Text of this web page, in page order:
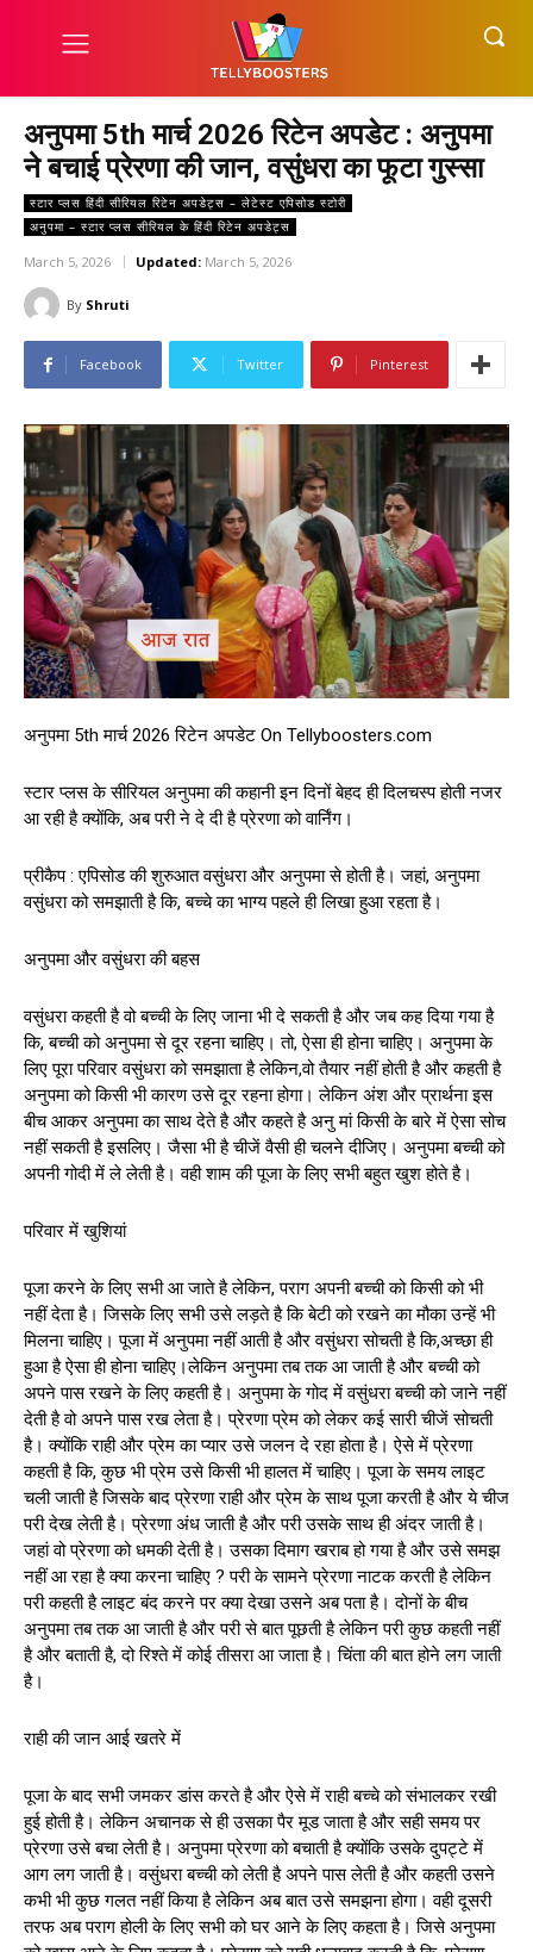
अनुपमा 5th मार्च 2026 रिटेन अपडेट : अनुपमा
ने बचाई प्रेरणा की जान, वसुंधरा का फूटा गुस्सा
स्टार प्लस हिंदी सीरियल रिटेन अपडेट्स – लेटेस्ट एपिसोड स्टोरी
अनुपमा – स्टार प्लस सीरियल के हिंदी रिटेन अपडेट्स
March 5, 2026 Updated: March 5, 2026
By Shruti
Facebook Twitter Pinterest
अनुपमा 5th मार्च 2026 रिटेन अपडेट On Tellyboosters.com
स्टार प्लस के सीरियल अनुपमा की कहानी इन दिनों बेहद ही दिलचस्प होती नजर
आ रही है क्योंकि, अब परी ने दे दी है प्रेरणा को वार्निंग।
प्रीकैप : एपिसोड की शुरुआत वसुंधरा और अनुपमा से होती है। जहां, अनुपमा
वसुंधरा को समझाती है कि, बच्चे का भाग्य पहले ही लिखा हुआ रहता है।
अनुपमा और वसुंधरा की बहस
वसुंधरा कहती है वो बच्ची के लिए जाना भी दे सकती है और जब कह दिया गया है
कि, बच्ची को अनुपमा से दूर रहना चाहिए। तो, ऐसा ही होना चाहिए। अनुपमा के
लिए पूरा परिवार वसुंधरा को समझाता है लेकिन,वो तैयार नहीं होती है और कहती है
अनुपमा को किसी भी कारण उसे दूर रहना होगा। लेकिन अंश और प्रार्थना इस
बीच आकर अनुपमा का साथ देते है और कहते है अनु मां किसी के बारे में ऐसा सोच
नहीं सकती है इसलिए। जैसा भी है चीजें वैसी ही चलने दीजिए। अनुपमा बच्ची को
अपनी गोदी में ले लेती है। वही शाम की पूजा के लिए सभी बहुत खुश होते है।
परिवार में खुशियां
पूजा करने के लिए सभी आ जाते है लेकिन, पराग अपनी बच्ची को किसी को भी
नहीं देता है। जिसके लिए सभी उसे लड़ते है कि बेटी को रखने का मौका उन्हें भी
मिलना चाहिए। पूजा में अनुपमा नहीं आती है और वसुंधरा सोचती है कि,अच्छा ही
हुआ है ऐसा ही होना चाहिए।लेकिन अनुपमा तब तक आ जाती है और बच्ची को
अपने पास रखने के लिए कहती है। अनुपमा के गोद में वसुंधरा बच्ची को जाने नहीं
देती है वो अपने पास रख लेता है। प्रेरणा प्रेम को लेकर कई सारी चीजें सोचती
है। क्योंकि राही और प्रेम का प्यार उसे जलन दे रहा होता है। ऐसे में प्रेरणा
कहती है कि, कुछ भी प्रेम उसे किसी भी हालत में चाहिए। पूजा के समय लाइट
चली जाती है जिसके बाद प्रेरणा राही और प्रेम के साथ पूजा करती है और ये चीज
परी देख लेती है। प्रेरणा अंध जाती है और परी उसके साथ ही अंदर जाती है।
जहां वो प्रेरणा को धमकी देती है। उसका दिमाग खराब हो गया है और उसे समझ
नहीं आ रहा है क्या करना चाहिए ? परी के सामने प्रेरणा नाटक करती है लेकिन
परी कहती है लाइट बंद करने पर क्या देखा उसने अब पता है। दोनों के बीच
अनुपमा तब तक आ जाती है और परी से बात पूछती है लेकिन परी कुछ कहती नहीं
है और बताती है, दो रिश्ते में कोई तीसरा आ जाता है। चिंता की बात होने लग जाती
है।
राही की जान आई खतरे में
पूजा के बाद सभी जमकर डांस करते है और ऐसे में राही बच्चे को संभालकर रखी
हुई होती है। लेकिन अचानक से ही उसका पैर मूड जाता है और सही समय पर
प्रेरणा उसे बचा लेती है। अनुपमा प्रेरणा को बचाती है क्योंकि उसके दुपट्टे में
आग लग जाती है। वसुंधरा बच्ची को लेती है अपने पास लेती है और कहती उसने
कभी भी कुछ गलत नहीं किया है लेकिन अब बात उसे समझना होगा। वही दूसरी
तरफ अब पराग होली के लिए सभी को घर आने के लिए कहता है। जिसे अनुपमा